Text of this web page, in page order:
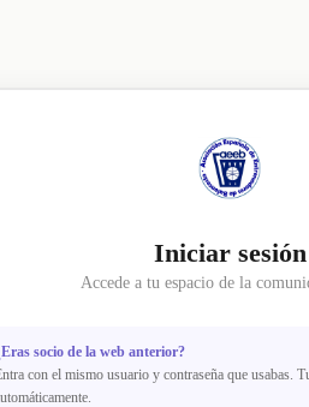
Iniciar sesión
Accede a tu espacio de la
socio de la web anterior?
con el mismo usuario y contraseña que usabas.